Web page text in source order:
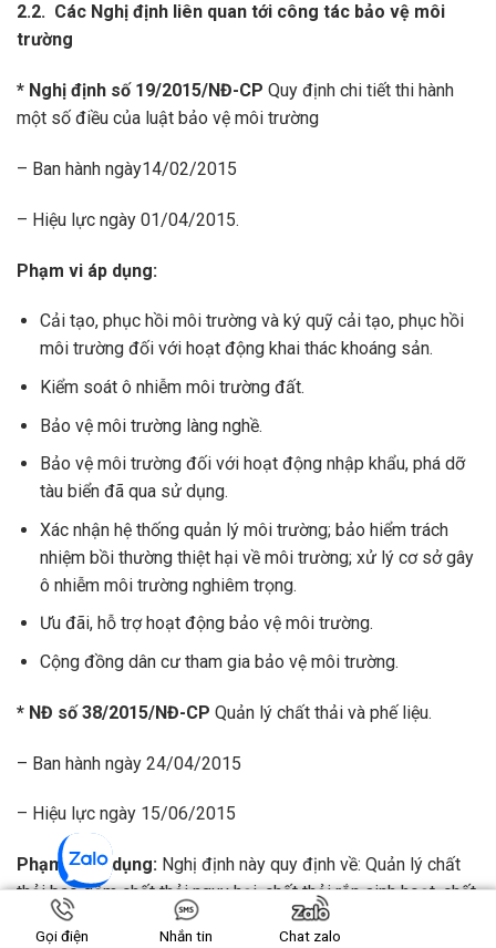
2.2. Các Nghị định liên quan tới công tác bảo vệ môi
trường
* Nghị định số 19/2015/NĐ-CP Quy định chi tiết thi hành
một số điều của luật bảo vệ môi trường
– Ban hành ngày14/02/2015
– Hiệu lực ngày 01/04/2015.
Phạm vi áp dụng:
Cải tạo, phục hồi môi trường và ký quỹ cải tạo, phục hồi
môi trường đối với hoạt động khai thác khoáng sản.
Kiểm soát ô nhiễm môi trường đất.
Bảo vệ môi trường làng nghề.
Bảo vệ môi trường đối với hoạt động nhập khẩu, phá dỡ
tàu biển đã qua sử dụng.
Xác nhận hệ thống quản lý môi trường; bảo hiểm trách
nhiệm bồi thường thiệt hại về môi trường; xử lý cơ sở gây
ô nhiễm môi trường nghiêm trọng.
Ưu đãi, hỗ trợ hoạt động bảo vệ môi trường.
Cộng đồng dân cư tham gia bảo vệ môi trường.
* NĐ số 38/2015/NĐ-CP Quản lý chất thải và phế liệu.
– Ban hành ngày 24/04/2015
– Hiệu lực ngày 15/06/2015
Phạm vi áp dụng: Nghị định này quy định về: Quản lý chất
thải bao gồm chất thải nguy hại, chất thải rắn sinh hoạt, chất
thải rắn công nghiệp thông thường, sản phẩm thải lỏng, nước
Gọi điện Nhắn tin Chat zalo